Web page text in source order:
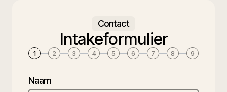
Contact
Intakeformulier
1 2 3 4 5 6 7 8 9
Naam